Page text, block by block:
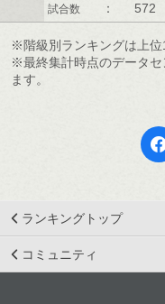
試合数
： 572
※階級別ランキングは上位
※最終集計時点のデータ
ます。
ランキングトップ
コミュニティ